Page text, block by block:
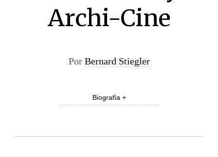
Archi-Cine
Por Bernard Stiegler
Biografía +